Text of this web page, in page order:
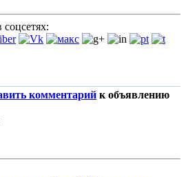
комментарий к объявлению